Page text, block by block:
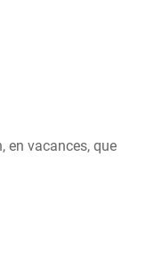
en vacances, que